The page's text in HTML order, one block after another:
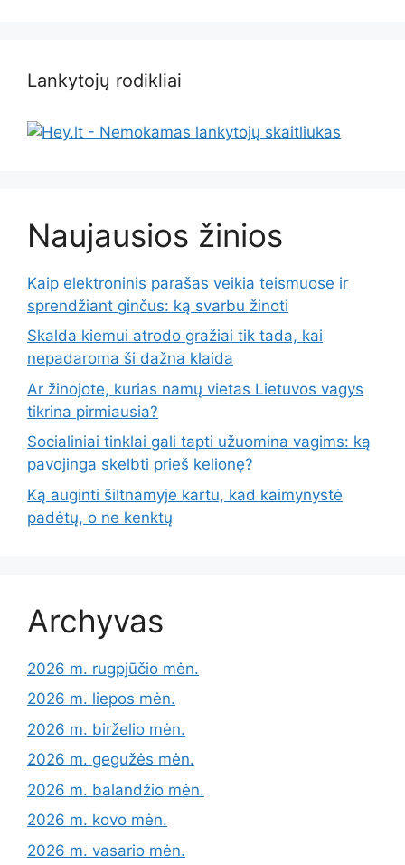
Lankytojų rodikliai
Naujausios žinios
Kaip elektroninis parašas veikia teismuose ir
sprendžiant ginčus: ką svarbu žinoti
Skalda kiemui atrodo gražiai tik tada, kai
nepadaroma ši dažna klaida
Ar žinojote, kurias namų vietas Lietuvos vagys
tikrina pirmiausia?
Socialiniai tinklai gali tapti užuomina vagims: ką
pavojinga skelbti prieš kelionę?
Ką auginti šiltnamyje kartu, kad kaimynystė
padėtų, o ne kenktų
Archyvas
2026 m. rugpjūčio mėn.
2026 m. liepos mėn.
2026 m. birželio mėn.
2026 m. gegužės mėn.
2026 m. balandžio mėn.
2026 m. kovo mėn.
2026 m. vasario mėn.